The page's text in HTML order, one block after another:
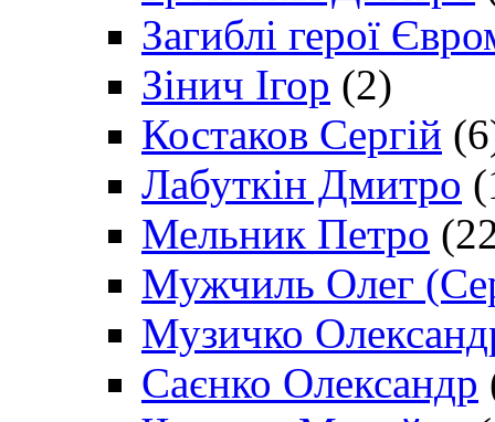
Загиблі герої
Зінич Ігор (2)
Костаков Сергій
Лабуткін Дмитро
Мельник Петро
Мужчиль Олег
Музичко
Саєнко Олександр